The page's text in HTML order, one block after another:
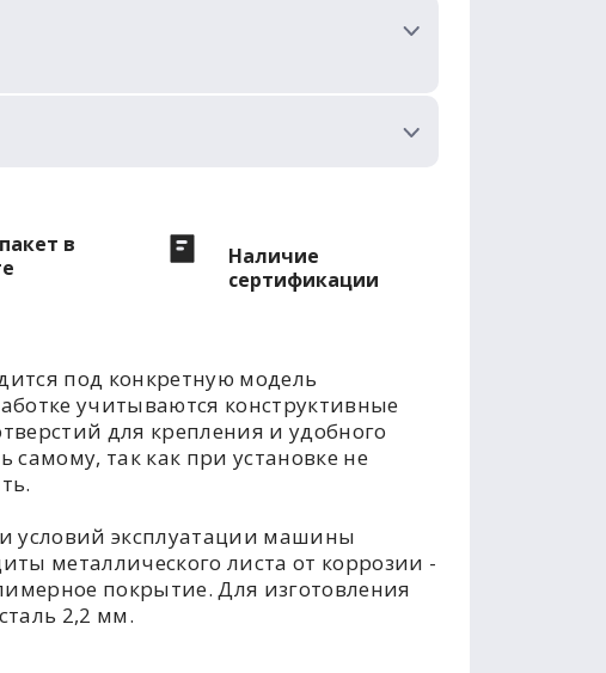
в
Наличие
сертификации
под конкретную модель
учитываются конструктивные
для крепления и удобного
самому, так как при установке не
условий эксплуатации машины
металлического листа от коррозии -
покрытие. Для изготовления
2,2 мм.